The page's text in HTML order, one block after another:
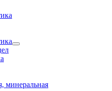
минеральная